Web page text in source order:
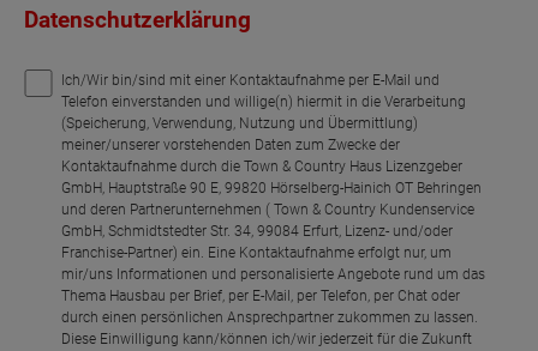
Datenschutzerklärung
Ich/Wir bin/sind mit einer Kontaktaufnahme per E-Mail und
Telefon einverstanden und willige(n) hiermit in die Verarbeitung
(Speicherung, Verwendung, Nutzung und Übermittlung)
meiner/unserer vorstehenden Daten zum Zwecke der
Kontaktaufnahme durch die Town & Country Haus Lizenzgeber
GmbH, Hauptstraße 90 E, 99820 Hörselberg-Hainich OT Behringen
und deren Partnerunternehmen ( Town & Country Kundenservice
GmbH, Schmidtstedter Str. 34, 99084 Erfurt, Lizenz- und/oder
Franchise-Partner) ein. Eine Kontaktaufnahme erfolgt nur, um
mir/uns Informationen und personalisierte Angebote rund um das
Thema Hausbau per Brief, per E-Mail, per Telefon, per Chat oder
durch einen persönlichen Ansprechpartner zukommen zu lassen.
Diese Einwilligung kann/können ich/wir jederzeit für die Zukunft